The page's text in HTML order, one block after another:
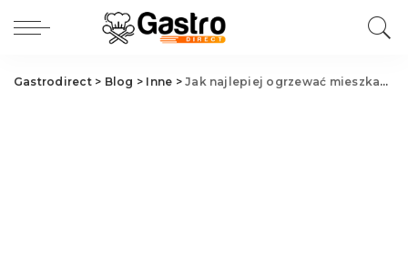
Gastrodirect> Blog > Inne >Jak najlepiej ogrzewać mieszkanie?